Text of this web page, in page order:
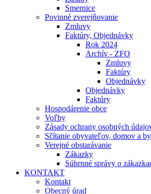
Smernice
Povinné zverejňovanie
Zmluvy
Faktúry, Objednávky
Rok 2024
Archív - ZFO
Zmluvy
Faktúry
Objednávky
Objednávky
Faktúry
Hospodárenie obce
Voľby
Zásady ochrany osobných
Sčítanie obyvateľov, domov a
Verejné obstarávanie
Zákazky
Súhrnné správy o
KONTAKT
Kontakt
Obecný úrad